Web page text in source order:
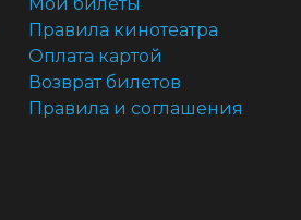
Правила кинотеатра
Оплата картой
Возврат билетов
Правила и соглашения